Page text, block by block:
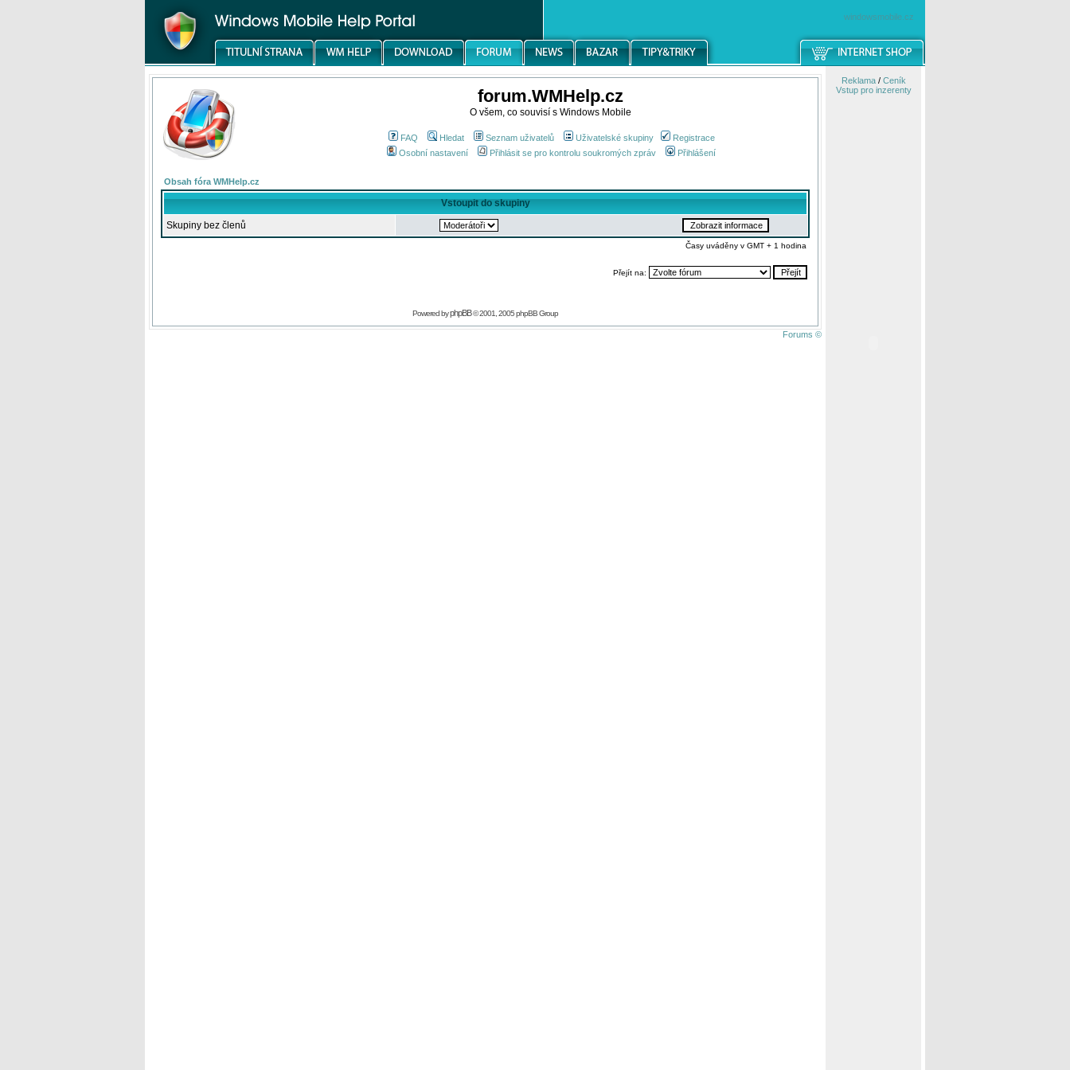
windowsmobile.cz
forum.WMHelp.cz
O všem, co souvisí s Windows Mobile
FAQ Hledat Seznam uživatelů Uživatelské skupiny
Registrace
Osobní nastavení
Přihlásit se pro kontrolu soukromých zpráv Přihlášení
Obsah fóra WMHelp.cz
Vstoupit do skupiny
Skupiny bez členů
Časy uváděny v GMT + 1 hodina
Přejít na:
Powered byphpBB© 2001, 2005 phpBB Group
Forums ©
Reklama/ Ceník
Vstup pro inzerenty